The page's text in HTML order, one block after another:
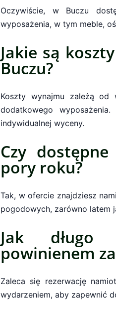
Oczywiście, w Buczu
wyposażenia, w tym meble,
Jakie są
Buczu?
Koszty wynajmu zależą od
dodatkowego
indywidualnej wyceny.
Czy
pory roku?
Tak, w ofercie znajdziesz
pogodowych, zarówno latem
Jak długo
powinienem
Zaleca się rezerwację
wydarzeniem, aby zapewnić